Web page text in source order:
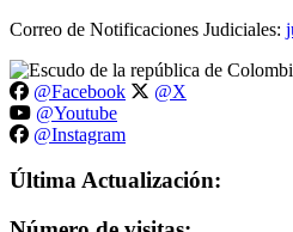
Correo de Notificaciones Judiciales:
@Facebook
@X
@Youtube
@Instagram
Última Actualización: